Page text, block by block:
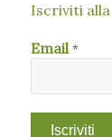
Iscriviti
Email*